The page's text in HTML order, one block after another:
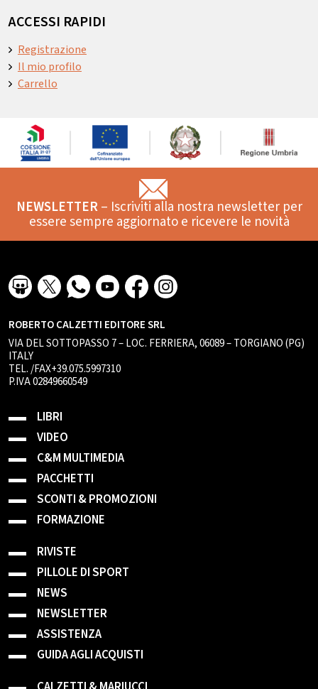
ACCESSI RAPIDI
Registrazione
Il mio profilo
Carrello
NEWSLETTER– Iscriviti alla nostra newsletter per
essere sempre aggiornato e ricevere le novità
ROBERTO CALZETTI EDITORE SRL
VIA DEL SOTTOPASSO 7 – LOC. FERRIERA, 06089 – TORGIANO (PG)
ITALY
TEL. /FAX+39.075.5997310
P.IVA 02849660549
LIBRI
VIDEO
C&M MULTIMEDIA
PACCHETTI
SCONTI & PROMOZIONI
FORMAZIONE
RIVISTE
PILLOLE DI SPORT
NEWS
NEWSLETTER
ASSISTENZA
GUIDA AGLI ACQUISTI